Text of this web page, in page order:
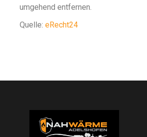
umgehend entfernen.
Quelle: eRecht24